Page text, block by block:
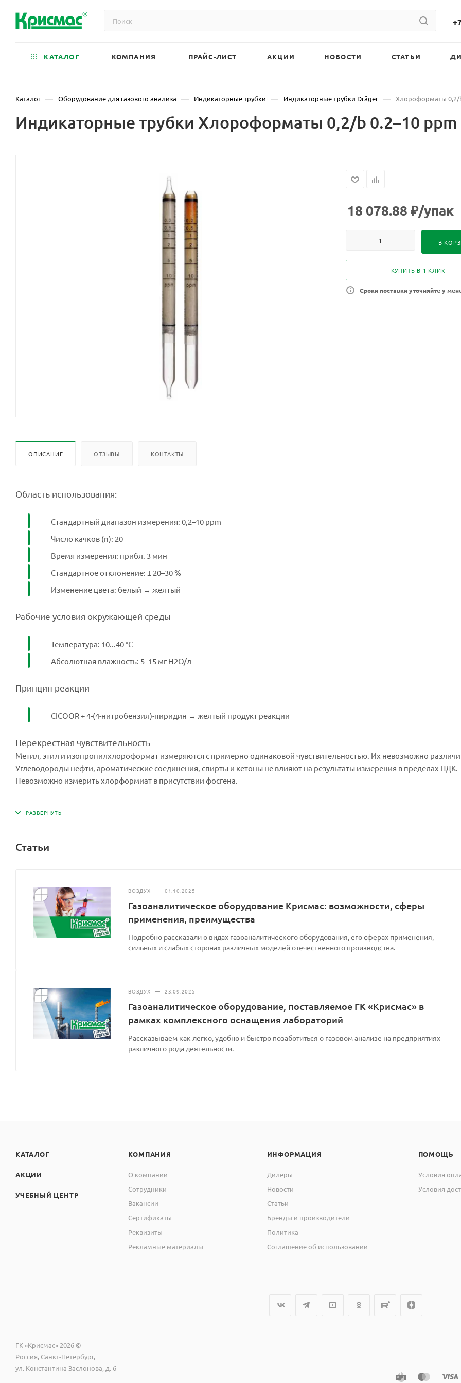
КАТАЛОГ КОМПАНИЯ ПРАЙС-ЛИСТ АКЦИИ НОВОСТИ СТАТЬИ
Каталог — Оборудование для газового анализа — Индикаторные трубки — Индикаторные трубки Dräger — Хлороформаты 0,2/
Индикаторные трубки Хлороформаты 0,2/b 0.2–10 ppm
18 078.88 ₽/упак
В
КУПИТЬ В 1 КЛИК
Сроки поставки уточняйте у
ОПИСАНИЕ ОТЗЫВЫ КОНТАКТЫ
Область использования:
Стандартный диапазон измерения: 0,2–10 ppm
Число качков (n): 20
Время измерения: прибл. 3 мин
Стандартное отклонение: ± 20–30 %
Изменение цвета: белый → желтый
Рабочие условия окружающей среды
Температура: 10...40 °C
Абсолютная влажность: 5–15 мг H2O/л
Принцип реакции
CICOOR + 4-(4-нитробензил)-пиридин → желтый продукт реакции
Перекрестная чувствительность
Метил, этил и изопропилхлороформaт измеряются с примерно одинаковой чувствительностью. Их невозможно
Углеводороды нефти, ароматические соединения, спирты и кетоны не влияют на результаты измерения в пределах ПДК.
Невозможно измерить хлорформиат в присутствии фосгена.
Статьи
ВОЗДУХ — 01.10.2025
Газоаналитическое оборудование Крисмас: возможности, сферы
применения, преимущества
Подробно рассказали о видах газоаналитического оборудования, его сферах применения,
сильных и слабых сторонах различных моделей отечественного производства.
ВОЗДУХ — 23.09.2025
Газоаналитическое оборудование, поставляемое ГК «Крисмас» в
рамках комплексного оснащения лабораторий
Рассказываем как легко, удобно и быстро позаботиться о газовом анализе на предприятиях
различного рода деятельности.
КАТАЛОГ
АКЦИИ
УЧЕБНЫЙ ЦЕНТР
КОМПАНИЯ
О компании
Сотрудники
Вакансии
Сертификаты
Реквизиты
Рекламные материалы
ИНФОРМАЦИЯ
Дилеры
Новости
Статьи
Бренды и производители
Политика
Соглашение об использовании
ПОМОЩЬ
Условия
Условия
ГК «Крисмас» 2026 ©
Россия, Санкт-Петербург,
ул. Константина Заслонова, д. 6